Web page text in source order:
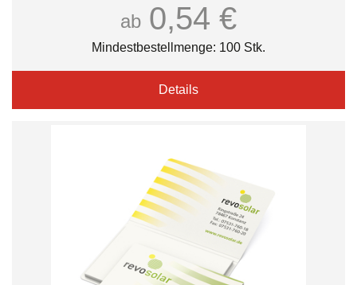
ab 0,54 €
Mindestbestellmenge: 100 Stk.
Details